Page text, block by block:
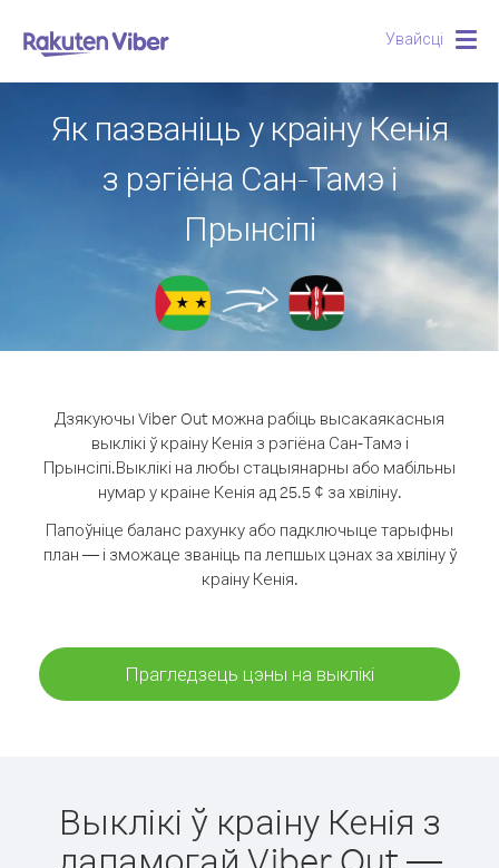
Увайсці
Як пазваніць у краіну Кенія
з рэгіёна Сан-Тамэ і
Прынсіпі
Дзякуючы Viber Out можна рабіць высакаякасныя
выклікі ў краіну Кенія з рэгіёна Сан-Тамэ і
Прынсіпі.Выклікі на любы стацыянарны або мабільны
нумар у краіне Кенія ад 25.5 ¢ за хвіліну.
Папоўніце баланс рахунку або падключыце тарыфны
план — і зможаце званіць па лепшых цэнах за хвіліну ў
краіну Кенія.
Прагледзець цэны на выклікі
Выклікі ў краіну Кенія з